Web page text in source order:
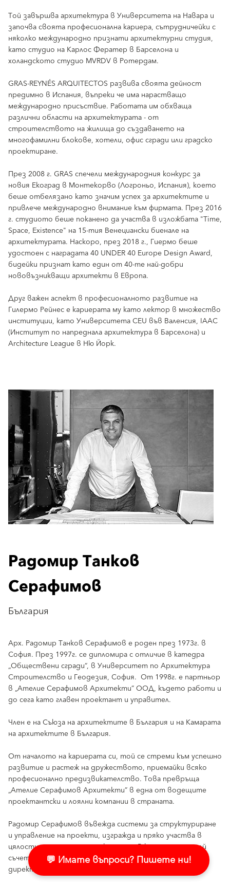
💬 Имате въпроси? Пишете ни!
Той завършва архитектура в Университета на Навара и
започва своята професионална кариера, сътрудничейки с
няколко международно признати архитектурни студия,
като студио на Карлос Фератер в Барселона и
холандското студио MVRDV в Ротердам.
GRAS-REYNÉS ARQUITECTOS развива своята дейност
предимно в Испания, въпреки че има нарастващо
международно присъствие. Работата им обхваща
различни области на архитектурата - от
строителството на жилища до създаването на
многофамилни блокове, хотели, офис сгради или градско
проектиране.
През 2008 г. GRAS спечели международния конкурс за
новия Екоград в Монтекорво (Логроньо, Испания), което
беше отбелязано като значим успех за архитектите и
привлече международно внимание към фирмата. През 2016
г. студиото беше поканено да участва в изложбата "Time,
Space, Existence" на 15-тия Венециански биенале на
архитектурата. Наскоро, през 2018 г., Гиермо беше
удостоен с наградата 40 UNDER 40 Europe Design Award,
бидейки признат като един от 40-те най-добри
нововъзникващи архитекти в Европа.
Друг важен аспект в професионалното развитие на
Гилермо Рейнес е кариерата му като лектор в множество
институции, като Университета CEU във Валенсия, IAAC
(Институт по напреднала архитектура в Барселона) и
Architecture League в Ню Йорк.
Радомир Танков
Серафимов
България
Арх. Радомир Танков Серафимов е роден през 1973г. в
София. През 1997г. се дипломира с отличие в катедра
„Обществени сгради“, в Университет по Архитектура
Строителство и Геодезия, София. От 1998г. е партньор
в „Ателие Серафимов Архитекти” ООД, където работи и
до сега като главен проектант и управител.
Член е на Съюза на архитектите в България и на Камарата
на архитектите в България.
От началото на кариерата си, той се стреми към успешно
развитие и растеж на дружеството, приемайки всяко
професионално предизвикателство. Това превръща
„Ателие Серафимов Архитекти” в една от водещите
проектантски и лоялни компании в страната.
Радомир Серафимов въвежда системи за структуриране
и управление на проекти, изгражда и пряко участва в
цялостния процес на проектиране. В компанията, той
съчетава качествата на архитект и изпълнителен
директор.